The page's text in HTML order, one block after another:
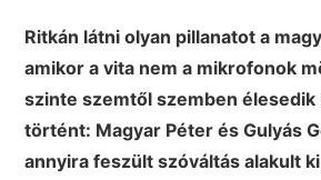
Ritkán látni olyan pillanatot a
amikor a vita nem a mikrofonok
szinte szemtől szemben élesedik
történt: Magyar Péter és Gulyás
annyira feszült szóváltás alakult